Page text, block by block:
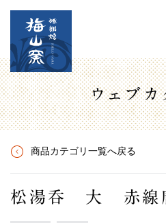
ウェブカ
商品カテゴリ一覧へ戻る
松湯呑 大 赤線